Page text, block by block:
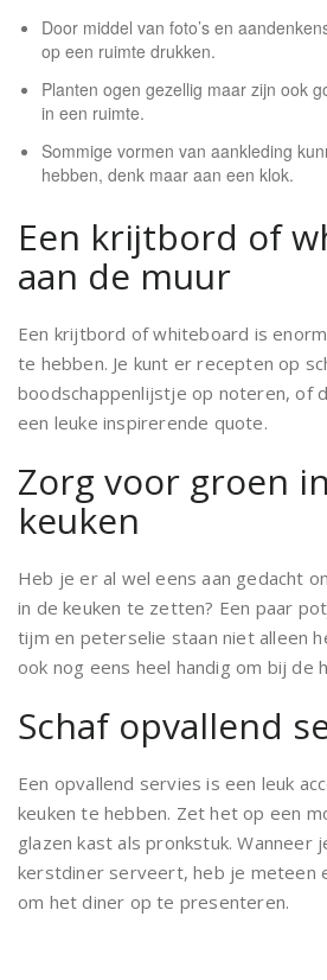
Door middel van foto’s en
op een ruimte drukken.
Planten ogen gezellig maar zijn ook
in een ruimte.
Sommige vormen van aankleding
hebben, denk maar aan een klok.
Een krijtbord of
aan de muur
Een krijtbord of whiteboard is
te hebben. Je kunt er recepten op
boodschappenlijstje op noteren, of
een leuke inspirerende quote.
Zorg voor groen
keuken
Heb je er al wel eens aan gedacht
in de keuken te zetten? Een paar
tijm en peterselie staan niet alleen
ook nog eens heel handig om bij de
Schaf opvallend
Een opvallend servies is een leuk
keuken te hebben. Zet het op een
glazen kast als pronkstuk. Wanneer
kerstdiner serveert, heb je meteen
om het diner op te presenteren.